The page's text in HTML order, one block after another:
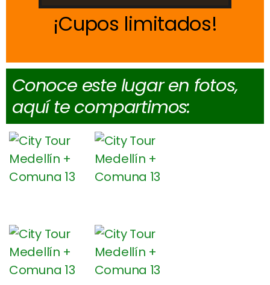
Cupos limitados
Conoce este lugar en fotos,
aquí te compartimos: